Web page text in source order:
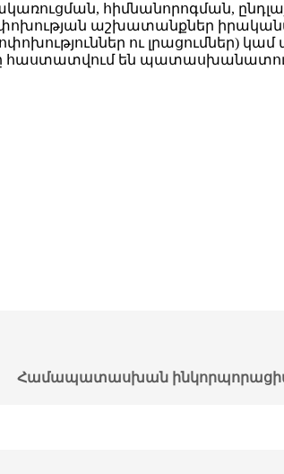
հիմնանորոգման,
աշխատանքներ
ու լրացումներ)
հաստատվում են
Համապատասխան